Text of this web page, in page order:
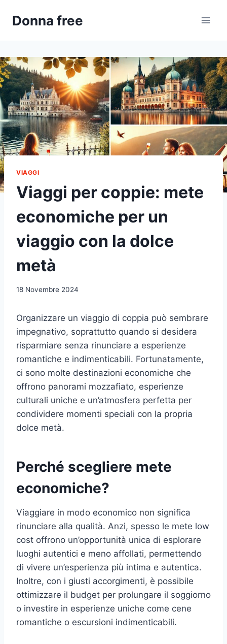
Donna free
VIAGGI
Viaggi per coppie: mete
economiche per un
viaggio con la dolce
metà
18 Novembre 2024
Organizzare un viaggio di coppia può sembrare
impegnativo, soprattutto quando si desidera
risparmiare senza rinunciare a esperienze
romantiche e indimenticabili. Fortunatamente,
ci sono molte destinazioni economiche che
offrono panorami mozzafiato, esperienze
culturali uniche e un’atmosfera perfetta per
condividere momenti speciali con la propria
dolce metà.
Perché scegliere mete
economiche?
Viaggiare in modo economico non significa
rinunciare alla qualità. Anzi, spesso le mete low
cost offrono un’opportunità unica di esplorare
luoghi autentici e meno affollati, permettendo
di vivere un’esperienza più intima e autentica.
Inoltre, con i giusti accorgimenti, è possibile
ottimizzare il budget per prolungare il soggiorno
o investire in esperienze uniche come cene
romantiche o escursioni indimenticabili.